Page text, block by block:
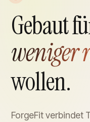
Gebaut
weniger
wollen.
ForgeFit verbindet